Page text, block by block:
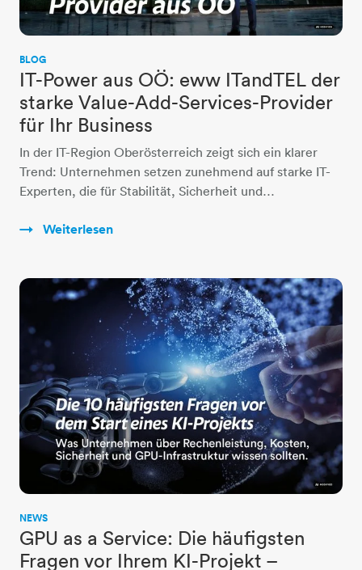
BLOG
IT-Power aus OÖ: eww ITandTEL der
starke Value-Add-Services-Provider
für Ihr Business
In der IT-Region Oberösterreich zeigt sich ein klarer
Trend: Unternehmen setzen zunehmend auf starke IT-
Experten, die für Stabilität, Sicherheit und…
Weiterlesen
NEWS
GPU as a Service: Die häufigsten
Fragen vor Ihrem KI-Projekt –